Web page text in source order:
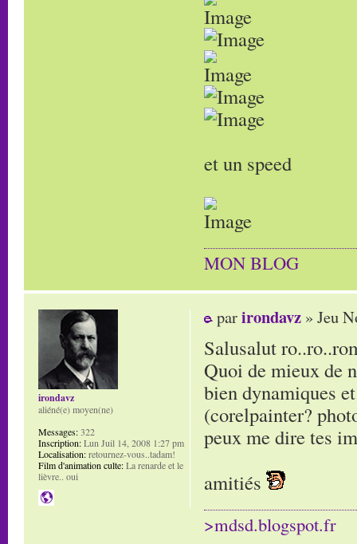
et un speed
MON BLOG
parirondavz » Jeu
Salusalut
Quoi de mieux de
bien dynamiques
(corelpainter?
peux me dire tes
amitiés
>mdsd.blogspot.fr
irondavz
aliéné(e) moyen(ne)
Messages:322
Inscription:Lun Juil 14, 2008 1:27 pm
Localisation:retournez-vous..tadam!
Film d'animation culte:La renarde et le
lièvre.. oui